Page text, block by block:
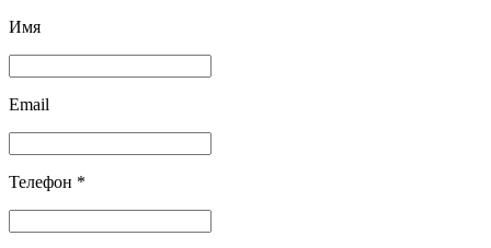
Имя
Email
Телефон *